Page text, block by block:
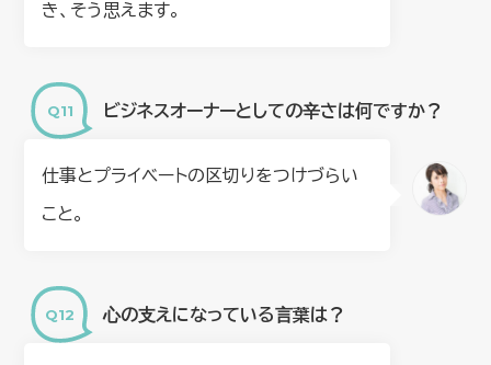
き、そう思えます。
ビジネスオーナーとしての⾟さは何ですか？
仕事とプライベートの区切りをつけづらい
こと。
⼼の⽀えになっている⾔葉は？